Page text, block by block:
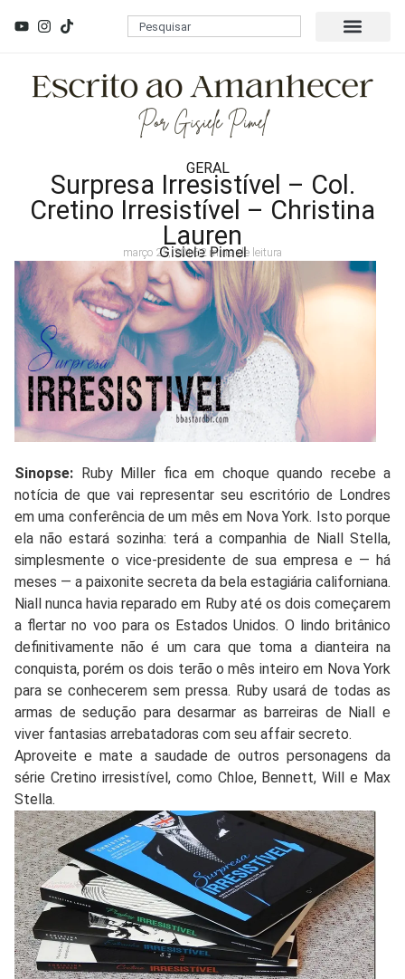
GERAL
Surpresa Irresistível – Col.
Cretino Irresistível – Christina
Lauren
Gisiele Pimel
março 25, 20162 mins de leitura
Sinopse: Ruby Miller fica em choque quando recebe a
notícia de que vai representar seu escritório de Londres
em uma conferência de um mês em Nova York. Isto porque
ela não estará sozinha: terá a companhia de Niall Stella,
simplesmente o vice-presidente de sua empresa e — há
meses — a paixonite secreta da bela estagiária californiana.
Niall nunca havia reparado em Ruby até os dois começarem
a flertar no voo para os Estados Unidos. O lindo britânico
definitivamente não é um cara que toma a dianteira na
conquista, porém os dois terão o mês inteiro em Nova York
para se conhecerem sem pressa. Ruby usará de todas as
armas de sedução para desarmar as barreiras de Niall e
viver fantasias arrebatadoras com seu affair secreto.
Aproveite e mate a saudade de outros personagens da
série Cretino irresistível, como Chloe, Bennett, Will e Max
Stella.